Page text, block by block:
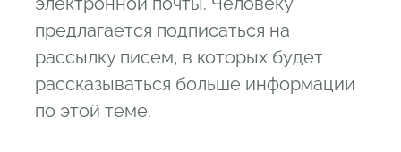
предлагается подписаться на
рассылку писем, в которых будет
рассказываться больше информации
по этой теме.